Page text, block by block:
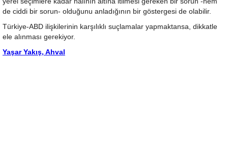
de ciddi bir sorun- olduğunu anladığının bir göstergesi de olabilir.
Türkiye-ABD ilişkilerinin karşılıklı suçlamalar yapmaktansa, dikkatle
ele alınması gerekiyor.
Yaşar Yakış, Ahval